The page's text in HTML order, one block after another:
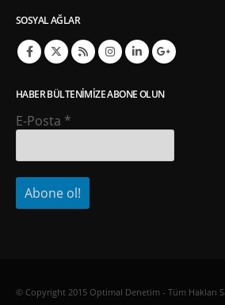
SOSYAL AĞLAR
HABER BÜLTENIMIZE ABONE OLUN
E-Posta *
© Copyright 2015 Optimal Denetim - Tüm Hakları